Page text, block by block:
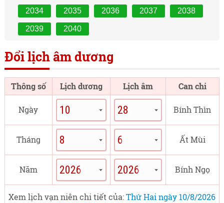
2034 2035 2036 2037 2038
2039 2040
Đổi lịch âm dương
Thông số Lịch dương Lịch âm Can chi
Ngày Bính Thìn
Tháng Ất Mùi
Năm Bính Ngọ
Xem lịch vạn niên chi tiết của:Thứ Hai ngày 10/8/2026